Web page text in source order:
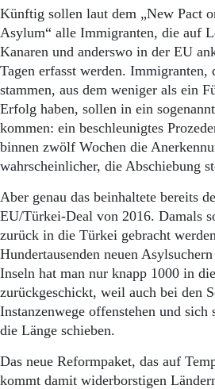
Wer wir
Aktuelle
Abonnenten-
Abonnent
Abo
Archiv
Mediadaten
Kontakt
Impressum
Datenschutz
Künftig sollen laut dem „New Pact
Asylum“ alle Immigranten, die auf
Kanaren und anderswo in der EU
Tagen erfasst werden. Immigranten,
stammen, aus dem weniger als ein
Erfolg haben, sollen in ein
kommen: ein beschleunigtes
binnen zwölf Wochen die
wahrscheinlicher, die Abschiebung
Aber genau das beinhaltete bereits
EU/Türkei-Deal von 2016. Damals
zurück in die Türkei gebracht
Hundertausenden neuen
Inseln hat man nur knapp 1000 in
zurückgeschickt, weil auch bei den
Instanzenwege offenstehen und
die Länge schieben.
Das neue Reformpaket, das auf
kommt damit widerborstigen